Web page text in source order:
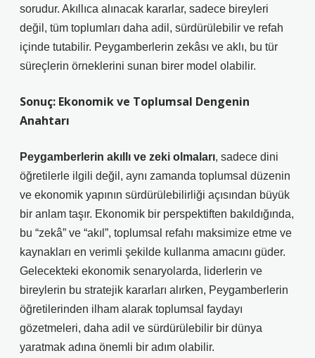
sorudur. Akıllıca alınacak kararlar, sadece bireyleri
değil, tüm toplumları daha adil, sürdürülebilir ve refah
içinde tutabilir. Peygamberlerin zekâsı ve aklı, bu tür
süreçlerin örneklerini sunan birer model olabilir.
Sonuç: Ekonomik ve Toplumsal Dengenin
Anahtarı
Peygamberlerin akıllı ve zeki olmaları, sadece dini
öğretilerle ilgili değil, aynı zamanda toplumsal düzenin
ve ekonomik yapının sürdürülebilirliği açısından büyük
bir anlam taşır. Ekonomik bir perspektiften bakıldığında,
bu “zekâ” ve “akıl”, toplumsal refahı maksimize etme ve
kaynakları en verimli şekilde kullanma amacını güder.
Gelecekteki ekonomik senaryolarda, liderlerin ve
bireylerin bu stratejik kararları alırken, Peygamberlerin
öğretilerinden ilham alarak toplumsal faydayı
gözetmeleri, daha adil ve sürdürülebilir bir dünya
yaratmak adına önemli bir adım olabilir.